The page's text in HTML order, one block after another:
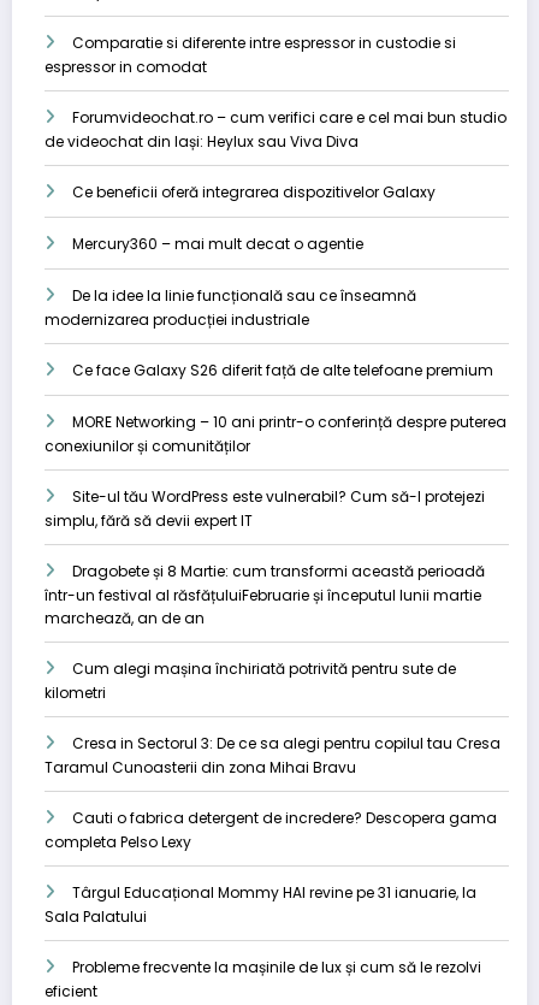
Comparatie si diferente intre espressor in custodie si
espressor in comodat
Forumvideochat.ro – cum verifici care e cel mai bun studio
de videochat din Iași: Heylux sau Viva Diva
Ce beneficii oferă integrarea dispozitivelor Galaxy
Mercury360 – mai mult decat o agentie
De la idee la linie funcțională sau ce înseamnă
modernizarea producției industriale
Ce face Galaxy S26 diferit față de alte telefoane premium
MORE Networking – 10 ani printr-o conferință despre puterea
conexiunilor și comunităților
Site-ul tău WordPress este vulnerabil? Cum să-l protejezi
simplu, fără să devii expert IT
Dragobete și 8 Martie: cum transformi această perioadă
într-un festival al răsfățuluiFebruarie și începutul lunii martie
marchează, an de an
Cum alegi mașina închiriată potrivită pentru sute de
kilometri
Cresa in Sectorul 3: De ce sa alegi pentru copilul tau Cresa
Taramul Cunoasterii din zona Mihai Bravu
Cauti o fabrica detergent de incredere? Descopera gama
completa Pelso Lexy
Târgul Educațional Mommy HAI revine pe 31 ianuarie, la
Sala Palatului
Probleme frecvente la mașinile de lux și cum să le rezolvi
eficient